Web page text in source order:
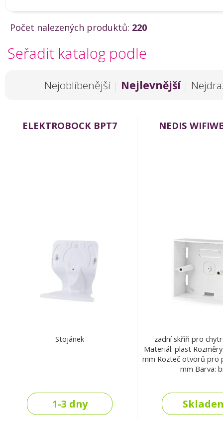
Počet nalezených produktů: 220
Seřadit katalog podle
Nejoblíbenější | Nejlevnější |
ELEKTROBOCK BPT7
Stojánek
1-3 dny
NEDIS
zadní skříň pro
Materiál: plast
mm Rozteč otvorů pro
mm Barva: